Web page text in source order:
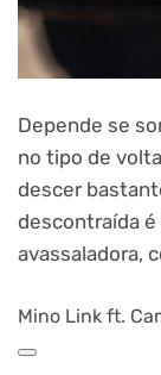
Depende se
no tipo de
descer
descontraída é
avassaladora,
Mino Link ft.